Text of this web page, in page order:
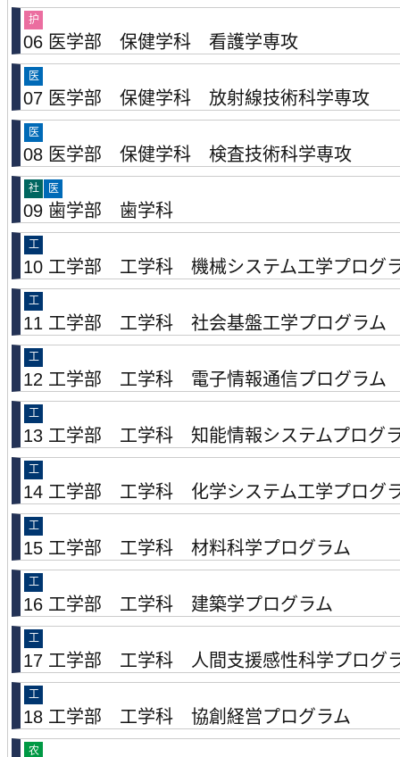
护
06 医学部 保健学科 看護学専攻
医
07 医学部 保健学科 放射線技術科学専攻
医
08 医学部 保健学科 検査技術科学専攻
社 医
09 歯学部 歯学科
工
10 工学部 工学科 機械システム工学プログ
工
11 工学部 工学科 社会基盤工学プログラム
工
12 工学部 工学科 電子情報通信プログラム
工
13 工学部 工学科 知能情報システムプログ
工
14 工学部 工学科 化学システム工学プログ
工
15 工学部 工学科 材料科学プログラム
工
16 工学部 工学科 建築学プログラム
工
17 工学部 工学科 人間支援感性科学プログ
工
18 工学部 工学科 協創経営プログラム
农